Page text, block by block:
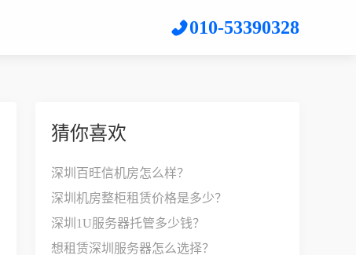
010-53390328
猜你喜欢
深圳百旺信机房怎么样？
深圳机房整柜租赁价格是多少？
深圳1U服务器托管多少钱？
想租赁深圳服务器怎么选择？